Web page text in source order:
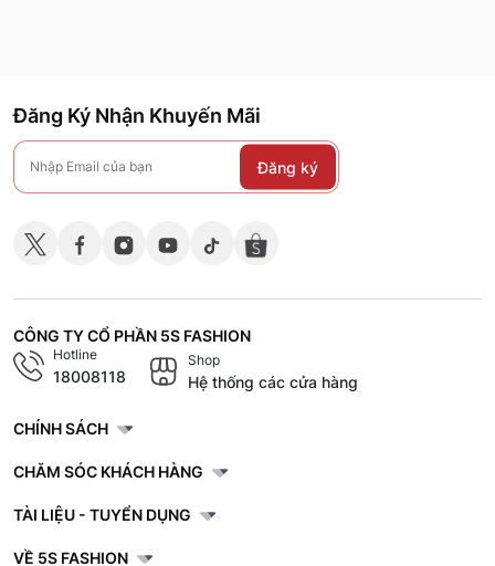
Đăng Ký Nhận Khuyến Mãi
Đăng ký
CÔNG TY CỔ PHẦN 5S FASHION
Hotline
18008118
Shop
Hệ thống các cửa hàng
CHÍNH SÁCH
CHĂM SÓC KHÁCH HÀNG
TÀI LIỆU - TUYỂN DỤNG
VỀ 5S FASHION